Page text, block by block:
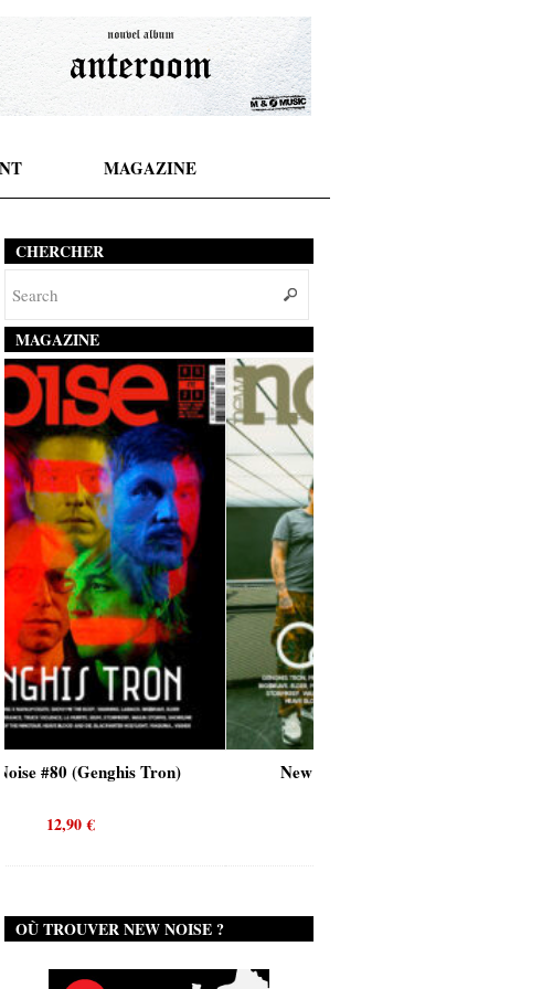
MAGAZINE
CHERCHER
MAGAZINE
Tron) New Noise #80 (Quicksand)
OÙ TROUVER NEW NOISE ?